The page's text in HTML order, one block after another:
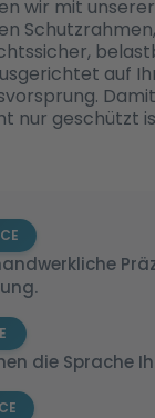
wir mit
auf
nur geschützt
die Sprache